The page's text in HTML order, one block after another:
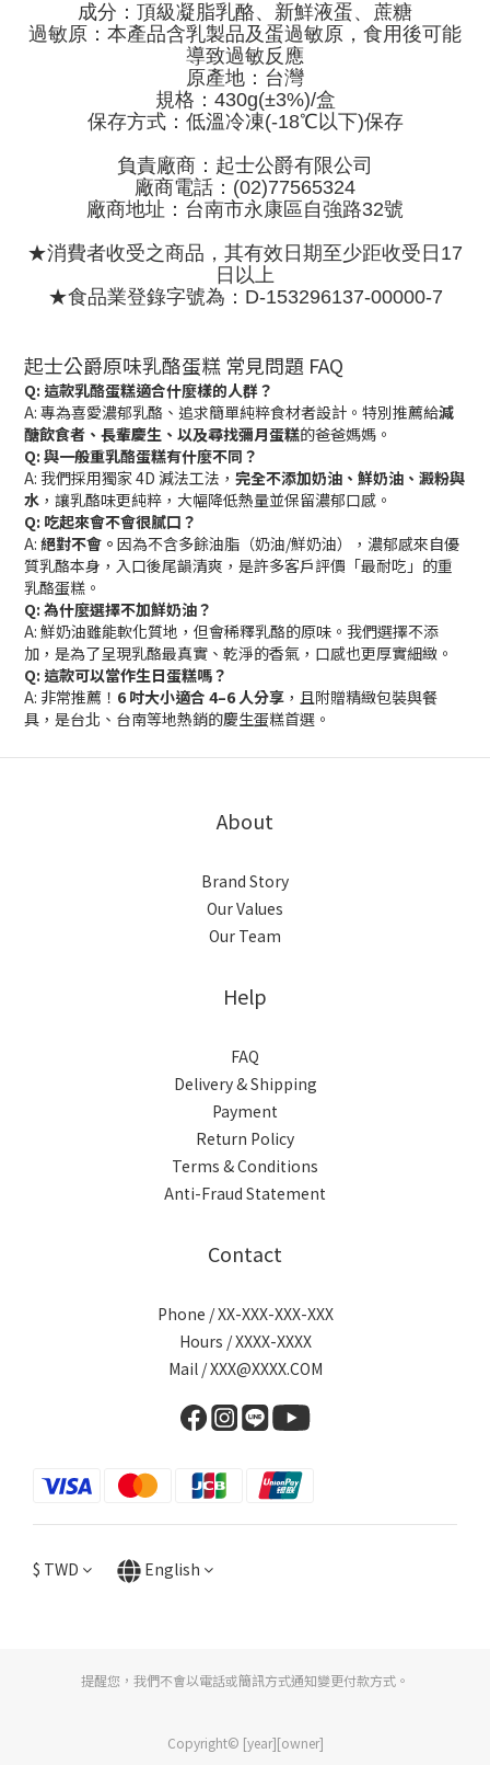
成分：頂級凝脂乳酪、新鮮液蛋、蔗糖
過敏原：本產品含乳製品及蛋過敏原，食用後可能
導致過敏反應
原產地：台灣
規格：430g(±3%)/盒
保存方式：低溫冷凍(-18℃以下)保存
負責廠商：起士公爵有限公司
廠商電話：(02)77565324
廠商地址：台南市永康區自強路32號
★消費者收受之商品，其有效日期至少距收受日17
日以上
★食品業登錄字號為：D-153296137-00000-7
起士公爵原味乳酪蛋糕 常見問題 FAQ
Q: 這款乳酪蛋糕適合什麼樣的人群？
A: 專為喜愛濃郁乳酪、追求簡單純粹食材者設計。特別推薦給減
醣飲食者、長輩慶生、以及尋找彌月蛋糕的爸爸媽媽。
Q: 與一般重乳酪蛋糕有什麼不同？
A: 我們採用獨家 4D 減法工法， 完全不添加奶油、鮮奶油、澱粉與
水 ，讓乳酪味更純粹，大幅降低熱量並保留濃郁口感。
Q: 吃起來會不會很膩口？
A: 絕對不會。 因為不含多餘油脂（奶油/鮮奶油），濃郁感來自優
質乳酪本身，入口後尾韻清爽，是許多客戶評價「最耐吃」的重
乳酪蛋糕。
Q: 為什麼選擇不加鮮奶油？
A: 鮮奶油雖能軟化質地，但會稀釋乳酪的原味。我們選擇不添
加，是為了呈現乳酪最真實、乾淨的香氣，口感也更厚實細緻。
Q: 這款可以當作生日蛋糕嗎？
A: 非常推薦！ 6 吋大小適合 4–6 人分享 ，且附贈精緻包裝與餐
具，是台北、台南等地熱銷的慶生蛋糕首選。
About
Brand Story
Our Values
Our Team
Help
FAQ
Delivery & Shipping
Payment
Return Policy
Terms & Conditions
Anti-Fraud Statement
Contact
Phone / XX-XXX-XXX-XXX
Hours / XXXX-XXXX
Mail / XXX@XXXX.COM
$ TWD English
提醒您，我們不會以電話或簡訊方式通知變更付款方式。
Copyright© [year][owner]